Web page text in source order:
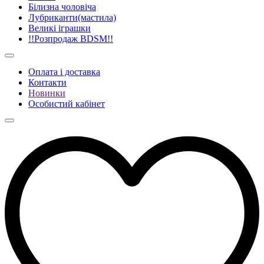
Білизна чоловіча
Лубриканти(мастила)
Великі іграшки
!!Розпродаж BDSM!!
Оплата і доставка
Контакти
Новинки
Особистий кабінет